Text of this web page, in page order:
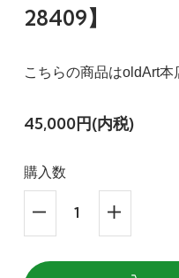
28409】
こちらの商品はoldArt本
45,000円(内税)
購入数